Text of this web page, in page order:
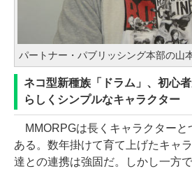
パートナー・パブリッシング本部の山
ネコ型新種族「ドラム」、初心
らしくシンプルなキャラクター
MMORPGは長くキャラクターと
ある。数年掛けて育て上げたキャ
達との連携は強固だ。しかし一方